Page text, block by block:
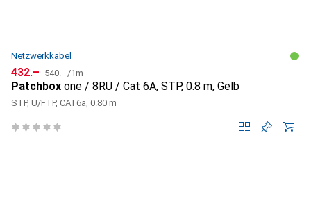
Netzwerkkabel
CHF
432.– CHF
540.–/1m
Patchbox one / 8RU / Cat 6A, STP, 0.8 m, Gelb
STP, U/FTP, CAT6a, 0.80 m